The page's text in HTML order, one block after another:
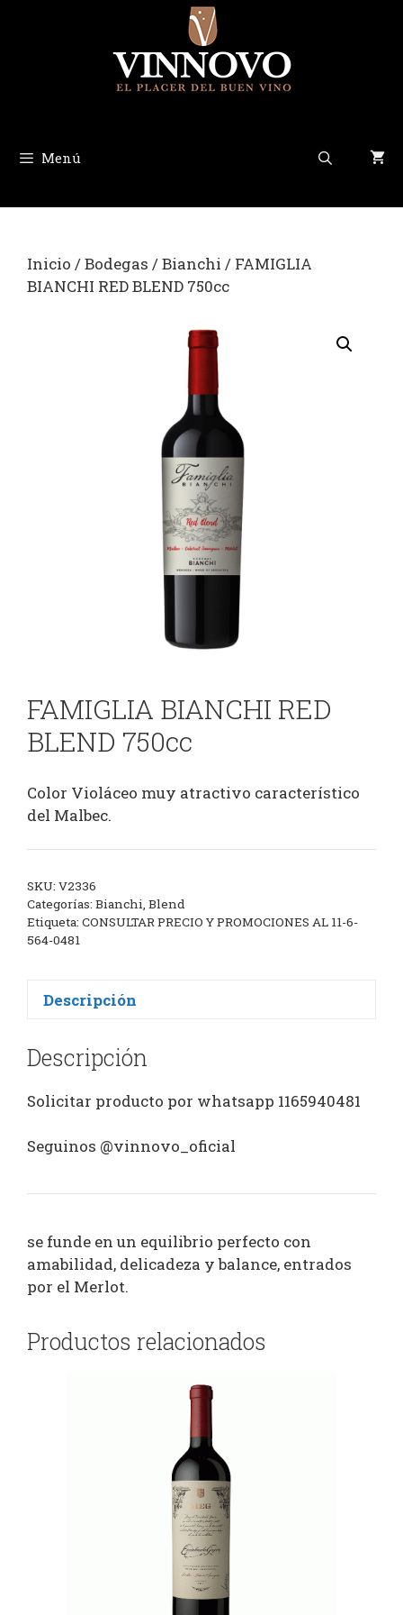
Menú
Inicio /Bodegas /Bianchi / FAMIGLIA
BIANCHI RED BLEND 750cc
FAMIGLIA BIANCHI RED
BLEND 750cc
Color Violáceo muy atractivo característico
del Malbec.
SKU: V2336
Categorías: Bianchi, Blend
Etiqueta: CONSULTAR PRECIO Y PROMOCIONES AL 11-6-
564-0481
Descripción
Descripción
Solicitar producto por whatsapp 1165940481
Seguinos @vinnovo_oficial
se funde en un equilibrio perfecto con
amabilidad, delicadeza y balance, entrados
por el Merlot.
Productos relacionados